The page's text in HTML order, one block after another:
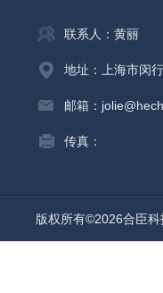
联系人：黄丽
地址：上海市闵
邮箱：
传真：
版权所有©2026合臣